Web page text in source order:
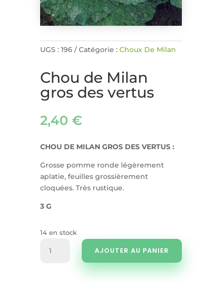
UGS : 196 Catégorie : Choux De Milan
Chou de Milan
gros des vertus
2,40 €
CHOU DE MILAN GROS DES VERTUS :
Grosse pomme ronde légèrement
aplatie, feuilles grossièrement
cloquées. Très rustique.
3 G
14 en stock
AJOUTER AU PANIER